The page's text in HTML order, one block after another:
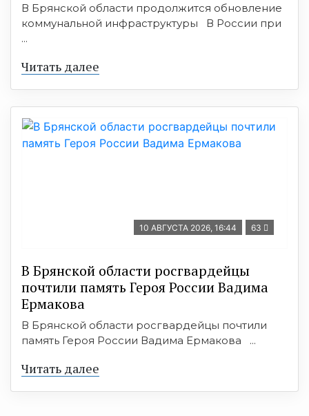
В Брянской области продолжится обновление
коммунальной инфраструктуры В России при
...
Читать далее
10 АВГУСТА 2026, 16:44 63
В Брянской области росгвардейцы
почтили память Героя России Вадима
Ермакова
В Брянской области росгвардейцы почтили
память Героя России Вадима Ермакова ...
Читать далее